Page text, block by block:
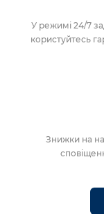
У режимі 24/7
користуйтесь
Знижки на